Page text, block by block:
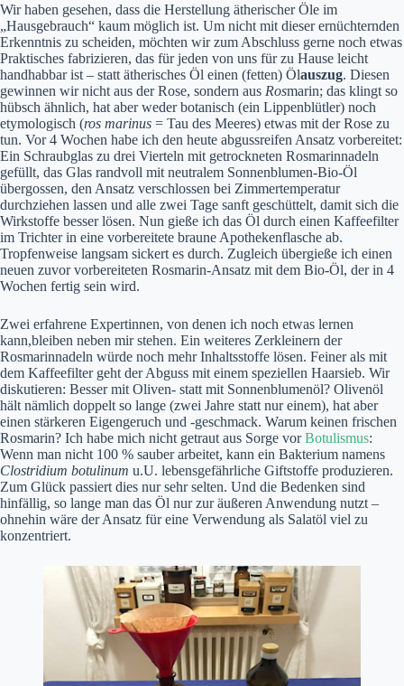
Wir haben gesehen, dass die Herstellung ätherischer Öle im
„Hausgebrauch“ kaum möglich ist. Um nicht mit dieser ernüchternden
Erkenntnis zu scheiden, möchten wir zum Abschluss gerne noch etwas
Praktisches fabrizieren, das für jeden von uns für zu Hause leicht
handhabbar ist – statt ätherisches Öl einen (fetten) Ölauszug. Diesen
gewinnen wir nicht aus der Rose, sondern aus Rosmarin; das klingt so
hübsch ähnlich, hat aber weder botanisch (ein Lippenblütler) noch
etymologisch (ros marinus = Tau des Meeres) etwas mit der Rose zu
tun. Vor 4 Wochen habe ich den heute abgussreifen Ansatz vorbereitet:
Ein Schraubglas zu drei Vierteln mit getrockneten Rosmarinnadeln
gefüllt, das Glas randvoll mit neutralem Sonnenblumen-Bio-Öl
übergossen, den Ansatz verschlossen bei Zimmertemperatur
durchziehen lassen und alle zwei Tage sanft geschüttelt, damit sich die
Wirkstoffe besser lösen. Nun gieße ich das Öl durch einen Kaffeefilter
im Trichter in eine vorbereitete braune Apothekenflasche ab.
Tropfenweise langsam sickert es durch. Zugleich übergieße ich einen
neuen zuvor vorbereiteten Rosmarin-Ansatz mit dem Bio-Öl, der in 4
Wochen fertig sein wird.
Zwei erfahrene Expertinnen, von denen ich noch etwas lernen
kann,bleiben neben mir stehen. Ein weiteres Zerkleinern der
Rosmarinnadeln würde noch mehr Inhaltsstoffe lösen. Feiner als mit
dem Kaffeefilter geht der Abguss mit einem speziellen Haarsieb. Wir
diskutieren: Besser mit Oliven- statt mit Sonnenblumenöl? Olivenöl
hält nämlich doppelt so lange (zwei Jahre statt nur einem), hat aber
einen stärkeren Eigengeruch und -geschmack. Warum keinen frischen
Rosmarin? Ich habe mich nicht getraut aus Sorge vorBotulismus:
Wenn man nicht 100 % sauber arbeitet, kann ein Bakterium namens
Clostridium botulinum u.U. lebensgefährliche Giftstoffe produzieren.
Zum Glück passiert dies nur sehr selten. Und die Bedenken sind
hinfällig, so lange man das Öl nur zur äußeren Anwendung nutzt –
ohnehin wäre der Ansatz für eine Verwendung als Salatöl viel zu
konzentriert.